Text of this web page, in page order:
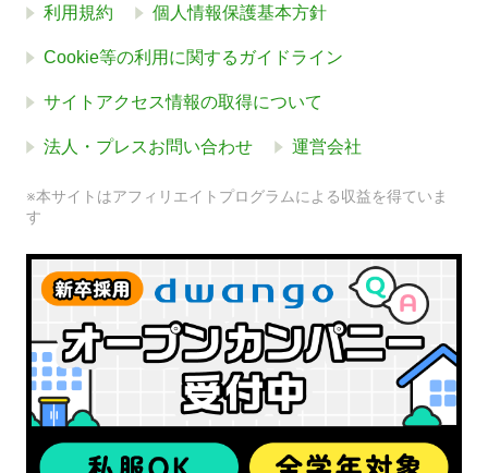
利用規約 個人情報保護基本方針
Cookie等の利用に関するガイドライン
サイトアクセス情報の取得について
法人・プレスお問い合わせ 運営会社
※本サイトはアフィリエイトプログラムによる収益を得ていま
す